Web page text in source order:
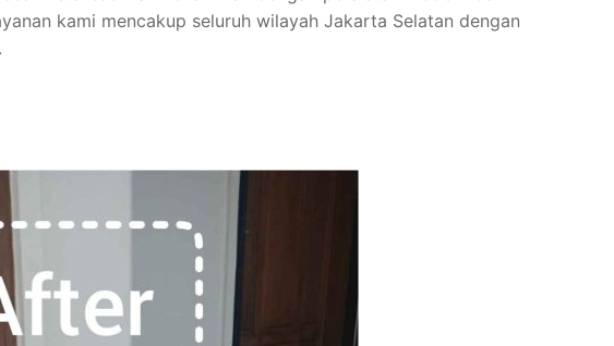
kami mencakup seluruh wilayah Jakarta Selatan dengan